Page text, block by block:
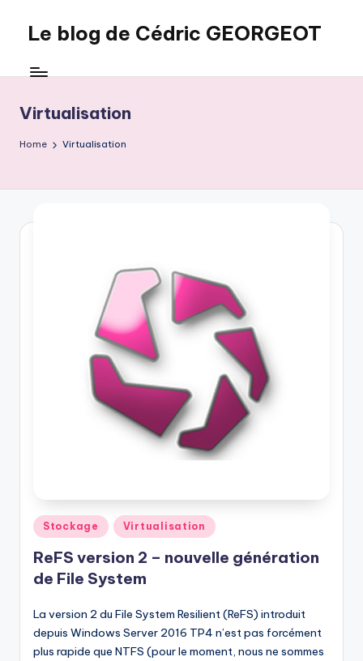
content
Le blog de Cédric GEORGEOT
Virtualisation
Home Virtualisation
Posted
in
Stockage Virtualisation
ReFS version 2 – nouvelle génération
de File System
La version 2 du File System Resilient (ReFS) introduit
depuis Windows Server 2016 TP4 n’est pas forcément
plus rapide que NTFS (pour le moment, nous ne sommes